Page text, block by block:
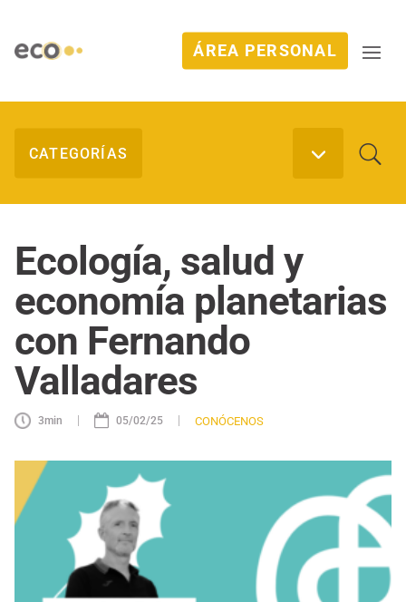
ÁREA PERSONAL
Ecología, salud y
economía planetarias
con Fernando
Valladares
3min | 05/02/25 | CONÓCENOS